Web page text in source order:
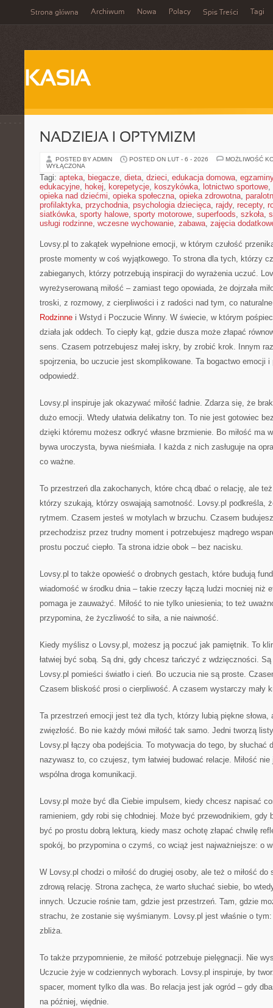
Strona główna Archiwum Nowa Polacy Spis Treści Tagi
KASIA
NADZIEJA I OPTYMIZM
POSTED BY ADMIN POSTED ON LUT - 6 - 2026
MOŻLIWOŚĆ
WYŁĄCZONA
Tagi: apteka, biegacze, dieta, dzieci, edukacja domowa, egzaminy
edukacyjne, hokej, korepetycje, koszykówka, lotnictwo sportowe,
opieka nad dziećmi, opieka społeczna, opieka zdrowotna,
profilaktyka, przychodnia, psychologia dziecięca, rajdy, recepty,
siatkówka, sporty halowe, sporty motorowe, superfoods, szkoła,
usługi rodzinne, wczesne wychowanie, zabawa, zajęcia
Lovsy.pl to zakątek wypełnione emocji, w którym czułość
proste momenty w coś wyjątkowego. To strona dla tych, którzy
zabieganych, którzy potrzebują inspiracji do wyrażenia uczuć.
wyreżyserowaną miłość – zamiast tego opowiada, że dojrzała
troski, z rozmowy, z cierpliwości i z radości nad tym, co
Rodzinne i Wstyd i Poczucie Winny. W świecie, w którym
działa jak oddech. To ciepły kąt, gdzie dusza może złapać
sens. Czasem potrzebujesz małej iskry, by zrobić krok. Innym
spojrzenia, bo uczucie jest skomplikowane. Ta bogactwo emocji i
odpowiedź.
Lovsy.pl inspiruje jak okazywać miłość ładnie. Zdarza się, że
dużo emocji. Wtedy ułatwia delikatny ton. To nie jest gotowiec
dzięki któremu możesz odkryć własne brzmienie. Bo miłość ma
bywa uroczysta, bywa nieśmiała. I każda z nich zasługuje na
co ważne.
To przestrzeń dla zakochanych, które chcą dbać o relację, ale
którzy szukają, którzy oswajają samotność. Lovsy.pl podkreśla,
rytmem. Czasem jesteś w motylach w brzuchu. Czasem
przechodzisz przez trudny moment i potrzebujesz mądrego
prostu poczuć ciepło. Ta strona idzie obok – bez nacisku.
Lovsy.pl to także opowieść o drobnych gestach, które budują
wiadomość w środku dnia – takie rzeczy łączą ludzi mocniej niż
pomaga je zauważyć. Miłość to nie tylko uniesienia; to też
przypomina, że życzliwość to siła, a nie naiwność.
Kiedy myślisz o Lovsy.pl, możesz ją poczuć jak pamiętnik. To
łatwiej być sobą. Są dni, gdy chcesz tańczyć z wdzięczności.
Lovsy.pl pomieści światło i cień. Bo uczucia nie są proste.
Czasem bliskość prosi o cierpliwość. A czasem wystarczy mały
Ta przestrzeń emocji jest też dla tych, którzy lubią piękne
zwięzłość. Bo nie każdy mówi miłość tak samo. Jedni tworzą
Lovsy.pl łączy oba podejścia. To motywacja do tego, by słuchać
nazywasz to, co czujesz, tym łatwiej budować relacje. Miłość
wspólna droga komunikacji.
Lovsy.pl może być dla Ciebie impulsem, kiedy chcesz napisać
ramieniem, gdy robi się chłodniej. Może być przewodnikiem, gdy
być po prostu dobrą lekturą, kiedy masz ochotę złapać chwilę
spokój, bo przypomina o czymś, co wciąż jest najważniejsze: o
W Lovsy.pl chodzi o miłość do drugiej osoby, ale też o miłość do
zdrową relację. Strona zachęca, że warto słuchać siebie, bo
innych. Uczucie rośnie tam, gdzie jest przestrzeń. Tam, gdzie
strachu, że zostanie się wyśmianym. Lovsy.pl jest właśnie o
zbliża.
To także przypomnienie, że miłość potrzebuje pielęgnacji. Nie
Uczucie żyje w codziennych wyborach. Lovsy.pl inspiruje, by
spacer, moment tylko dla was. Bo relacja jest jak ogród – gdy
na później, więdnie.